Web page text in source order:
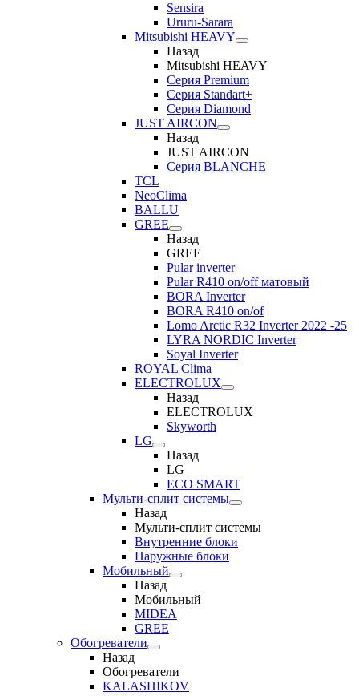
Sensira
Ururu-Sarara
Mitsubishi HEAVY
Назад
Mitsubishi HEAVY
Серия Premium
Серия Standart+
Серия Diamond
JUST AIRCON
Назад
JUST AIRCON
Серия BLANCHE
TCL
NeoClima
BALLU
GREE
Назад
GREE
Pular inverter
Pular R410 on/off матовый
BORA Inverter
BORA R410 on/of
Lomo Arctic R32 Inverter 2022 -25
LYRA NORDIC Inverter
Soyal Inverter
ROYAL Clima
ELECTROLUX
Назад
ELECTROLUX
Skyworth
LG
Назад
LG
ECO SMART
Мульти-сплит системы
Назад
Мульти-сплит системы
Внутренние блоки
Наружные блоки
Мобильный
Назад
Мобильный
MIDEA
GREE
Обогреватели
Назад
Обогреватели
KALASHIKOV